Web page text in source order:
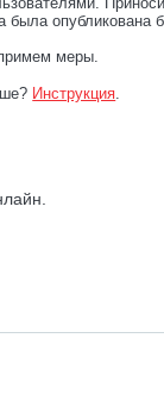
была опубликована
меры.
Инструкция.